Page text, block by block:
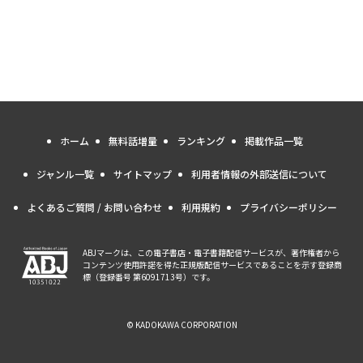
ホーム 無料話増量 ランキング 掲載作品一覧
ジャンル一覧 サイトマップ 利用者情報の外部送信について
よくあるご質問 / お問い合わせ 利用規約 プライバシーポリシー
ABJマークは、この電子書店・電子書籍配信サービスが、著作権者から
コンテンツ使用許諾を得た正規版配信サービスであることを示す登録商
標（登録番号 第6091713号）です。
© KADOKAWA CORPORATION